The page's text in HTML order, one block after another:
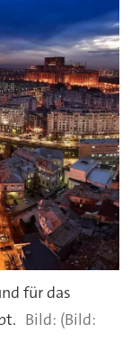
für das
(Bild: